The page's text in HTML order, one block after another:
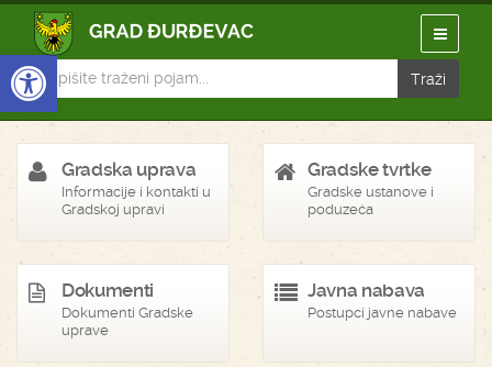
Open toolbar
Gradska uprava
Informacije i kontakti u
Gradskoj upravi
Gradske tvrtke
Gradske ustanove i
poduzeća
Dokumenti
Dokumenti Gradske
uprave
Javna nabava
Postupci javne nabave